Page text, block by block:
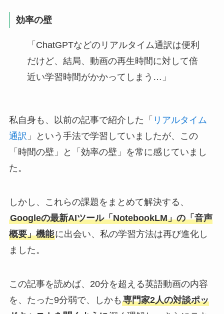
効率の壁
「ChatGPTなどのリアルタイム通訳は便利
だけど、結局、動画の再生時間に対して倍
近い学習時間がかかってしまう…」
私自身も、以前の記事で紹介した「 リアルタイム
通訳 」という手法で学習していましたが、この
「時間の壁」と「効率の壁」を常に感じていまし
た。
しかし、これらの課題をまとめて解決する、
Googleの最新AIツール「NotebookLM」の「音声
概要」機能に出会い、私の学習方法は再び進化し
ました。
この記事を読めば、20分を超える英語動画の内容
を、たった9分弱で、しかも 専門家2人の対談ポッ